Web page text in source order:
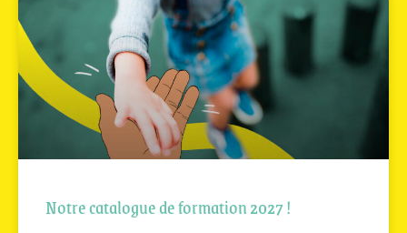
Notre catalogue de formation 2027 !